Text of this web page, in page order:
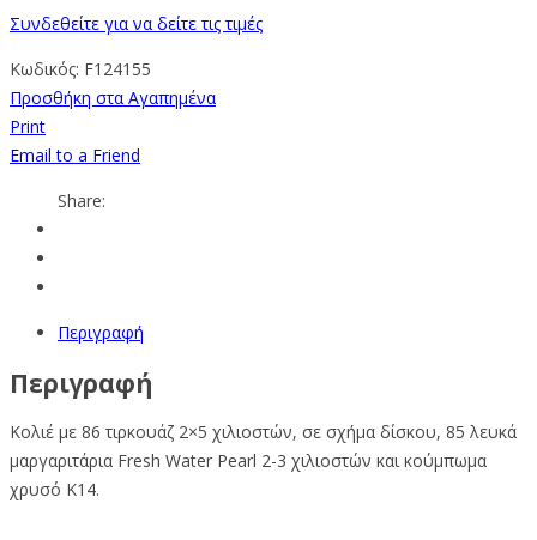
Συνδεθείτε για να δείτε τις τιμές
Κωδικός: F124155
Προσθήκη στα Αγαπημένα
Print
Email to a Friend
Share:
Περιγραφή
Περιγραφή
Κολιέ με 86 τιρκουάζ 2×5 χιλιοστών, σε σχήμα δίσκου, 85 λευκά
μαργαριτάρια Fresh Water Pearl 2-3 χιλιοστών και κούμπωμα
χρυσό Κ14.